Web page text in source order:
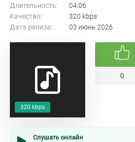
320 kbps
Длительность:
04:06
Качество:
320 kbps
Дата релиза:
03 июнь 2026
0
Слушать онлайн